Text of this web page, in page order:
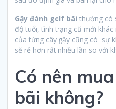
Gậy đánh golf bãi thường có
độ tuổi, tình trạng cũ mới khác
của từng cây gậy cũng có sự
sẽ rẻ hơn rất nhiều lần so với
Có nên
bãi không?